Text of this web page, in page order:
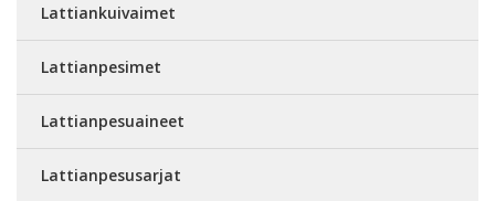
Lattiankuivaimet
Lattianpesimet
Lattianpesuaineet
Lattianpesusarjat